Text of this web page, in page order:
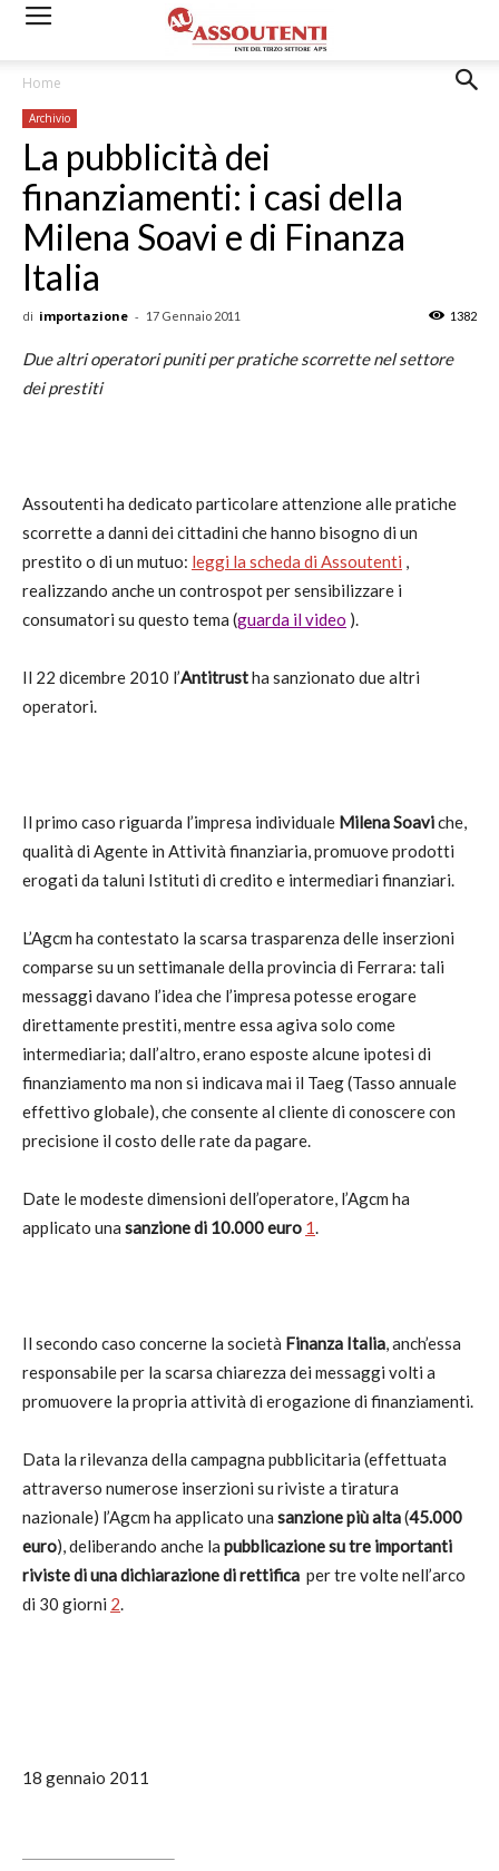
Home
Archivio
La pubblicità dei
finanziamenti: i casi della
Milena Soavi e di Finanza
Italia
di importazione - 17 Gennaio 2011 1382
Due altri operatori puniti per pratiche scorrette nel settore
dei prestiti
Assoutenti ha dedicato particolare attenzione alle pratiche
scorrette a danni dei cittadini che hanno bisogno di un
prestito o di un mutuo: leggi la scheda di Assoutenti ,
realizzando anche un controspot per sensibilizzare i
consumatori su questo tema (guarda il video ).
Il 22 dicembre 2010 l’Antitrustha sanzionato due altri
operatori.
Il primo caso riguarda l’impresa individuale Milena Soaviche,
qualità di Agente in Attività finanziaria, promuove prodotti
erogati da taluni Istituti di credito e intermediari finanziari.
L’Agcm ha contestato la scarsa trasparenza delle inserzioni
comparse su un settimanale della provincia di Ferrara: tali
messaggi davano l’idea che l’impresa potesse erogare
direttamente prestiti, mentre essa agiva solo come
intermediaria; dall’altro, erano esposte alcune ipotesi di
finanziamento ma non si indicava mai il Taeg (Tasso annuale
effettivo globale), che consente al cliente di conoscere con
precisione il costo delle rate da pagare.
Date le modeste dimensioni dell’operatore, l’Agcm ha
applicato una sanzione di 10.000 euro 1.
Il secondo caso concerne la società Finanza Italia, anch’essa
responsabile per la scarsa chiarezza dei messaggi volti a
promuovere la propria attività di erogazione di finanziamenti.
Data la rilevanza della campagna pubblicitaria (effettuata
attraverso numerose inserzioni su riviste a tiratura
nazionale) l’Agcm ha applicato una sanzione più alta(45.000
euro), deliberando anche la pubblicazione su tre importanti
riviste di una dichiarazione di rettifica per tre volte nell’arco
di 30 giorni 2.
18 gennaio 2011